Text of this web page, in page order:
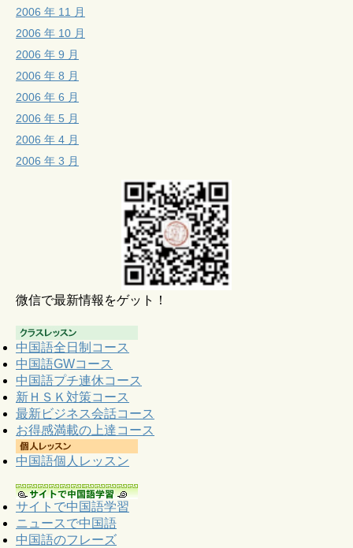
2006 年 11 月
2006 年 10 月
2006 年 9 月
2006 年 8 月
2006 年 6 月
2006 年 5 月
2006 年 4 月
2006 年 3 月
微信で最新情報をゲット！
中国語全日制コース
中国語GWコース
中国語プチ連休コース
新ＨＳＫ対策コース
最新ビジネス会話コース
お得感満載の上達コース
中国語個人レッスン
サイトで中国語学習
ニュースで中国語
中国語のフレーズ